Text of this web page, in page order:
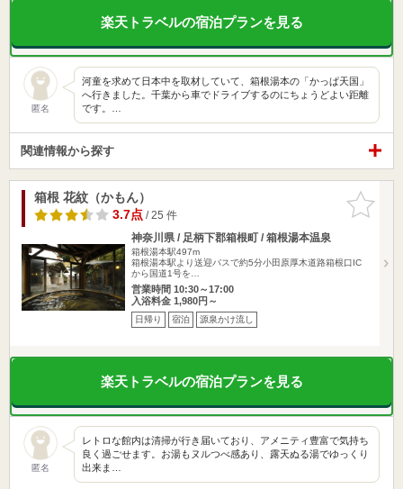
楽天トラベルの宿泊プランを見る
匿名
河童を求めて日本中を取材していて、箱根湯本の「かっぱ天国」
へ行きました。千葉から車でドライブするのにちょうどよい距離
です。…
関連情報から探す
お気に入
りに追加
箱根 花紋（かもん）
3.7点/ 25 件
神奈川県 / 足柄下郡箱根町 / 箱根湯本温泉
箱根湯本駅497m
箱根湯本駅より送迎バスで約5分小田原厚木道路箱根口IC
から国道1号を…
営業時間 10:30～17:00
入浴料金 1,980円～
日帰り 宿泊 源泉かけ流し
楽天トラベルの宿泊プランを見る
匿名
レトロな館内は清掃が行き届いており、アメニティ豊富で気持ち
良く過ごせます。お湯もヌルつべ感あり、露天ぬる湯でゆっくり
出来ま…